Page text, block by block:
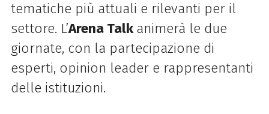
tematiche più attuali e rilevanti per il
settore. L’Arena Talk animerà le due
giornate, con la partecipazione di
esperti, opinion leader e rappresentanti
delle istituzioni.